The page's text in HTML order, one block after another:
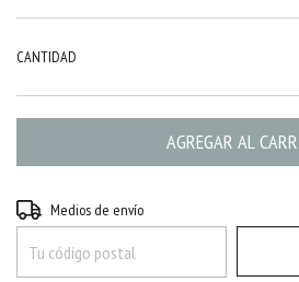
CANTIDAD
Entregas para el CP:
Medios de envío